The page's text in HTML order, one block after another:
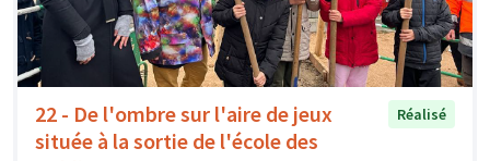
22 - De l'ombre sur l'aire de jeux
située à la sortie de l'école des
Réalisé